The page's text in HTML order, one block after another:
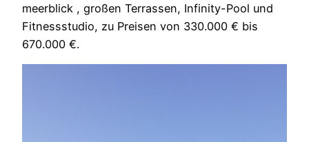
meerblick , großen Terrassen, Infinity-Pool und
Fitnessstudio, zu Preisen von 330.000 € bis
670.000 €.